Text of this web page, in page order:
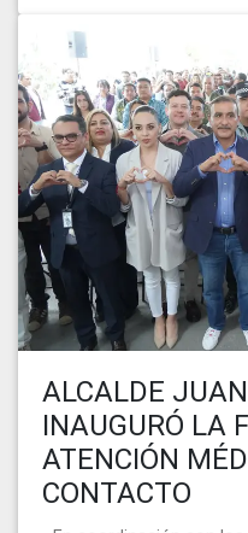
ALCALDE
INAUGURÓ LA
ATENCIÓN
CONTACTO